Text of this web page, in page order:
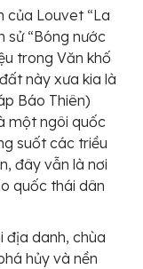
của Louvet “La
sử “Bóng nước
trong Văn khố
này xưa kia là
Báo Thiên)
một ngôi quốc
suốt các triều
đây vẫn là nơi
quốc thái dân
địa danh, chùa
hủy và nền